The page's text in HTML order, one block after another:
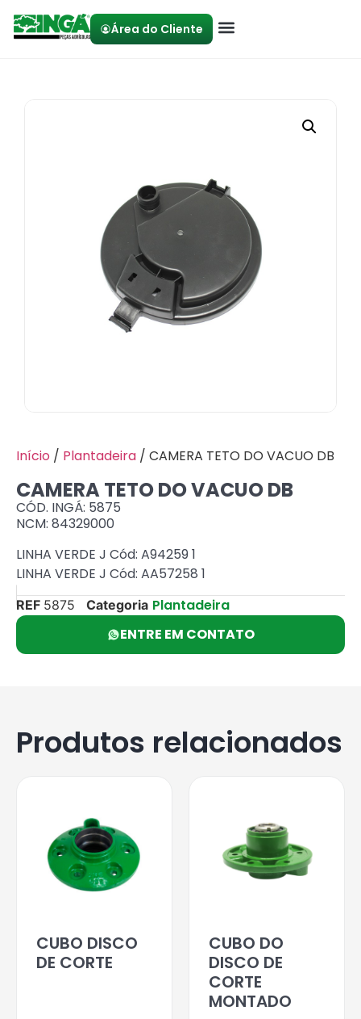
Área do Cliente
Início / Plantadeira / CAMERA TETO DO VACUO DB
CAMERA TETO DO VACUO DB
CÓD. INGÁ: 5875
NCM: 84329000
LINHA VERDE J Cód: A94259 1
LINHA VERDE J Cód: AA57258 1
REF 5875 Categoria Plantadeira
ENTRE EM CONTATO
Produtos relacionados
CUBO DISCO
DE CORTE
CUBO DO
DISCO DE
CORTE
MONTADO